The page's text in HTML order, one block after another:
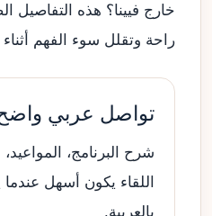
خارج فيينا؟ هذه التفاصيل
راحة وتقلل سوء الفهم أثناء
تواصل عربي
شرح البرنامج،
اللقاء يكون أسهل
بالعربية.